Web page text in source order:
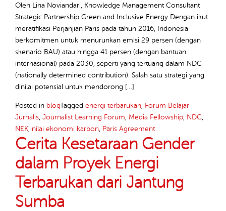
Oleh Lina Noviandari, Knowledge Management Consultant
Strategic Partnership Green and Inclusive Energy Dengan ikut
meratifikasi Perjanjian Paris pada tahun 2016, Indonesia
berkomitmen untuk menurunkan emisi 29 persen (dengan
skenario BAU) atau hingga 41 persen (dengan bantuan
internasional) pada 2030, seperti yang tertuang dalam NDC
(nationally determined contribution). Salah satu strategi yang
dinilai potensial untuk mendorong […]
Posted in blogTagged energi terbarukan Forum Belajar
Jurnalis Journalist Learning Forum Media Fellowship NDC
NEK nilai ekonomi karbon Paris Agreement
Cerita Kesetaraan Gender
dalam Proyek Energi
Terbarukan dari Jantung
Sumba